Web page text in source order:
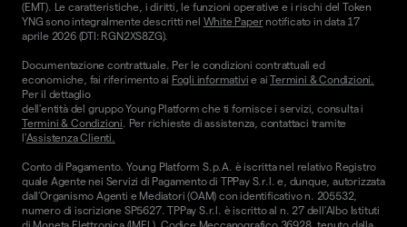
(EMT). Le caratteristiche, i diritti, le funzioni operative e i rischi del Token
YNG sono integralmente descritti nel White Papernotificato in data 17
aprile 2026 (DTI: RGN2XS8ZG).
Documentazione contrattuale. Per le condizioni contrattuali ed
economiche, fai riferimento ai Fogli informativi e aiTermini & Condizioni.
Per il dettaglio
dell'entità del gruppo Young Platform che ti fornisce i servizi, consulta i
Termini & Condizioni. Per richieste di assistenza, contattaci tramite
l'Assistenza Clienti.
Conto di Pagamento. Young Platform S.p.A. è iscritta nel relativo Registro
quale Agente nei Servizi di Pagamento di TPPay S.r.l. e, dunque, autorizzata
dall’Organismo Agenti e Mediatori (OAM) con identificativo n. 205532,
numero di iscrizione SP5627. TPPay S.r.l. è iscritto al n. 27 dell’Albo Istituti